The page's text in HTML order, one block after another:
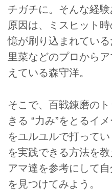
チガチに。そんな経
原因は、ミスヒット
憶が刷り込まれてい
里菜などのプロから
えている森守洋。
そこで、百戦錬磨の
きる “力み”をとるイ
をユルユルで打って
を実践できる方法を
アマ達を参考にして
を見つけてみよう。